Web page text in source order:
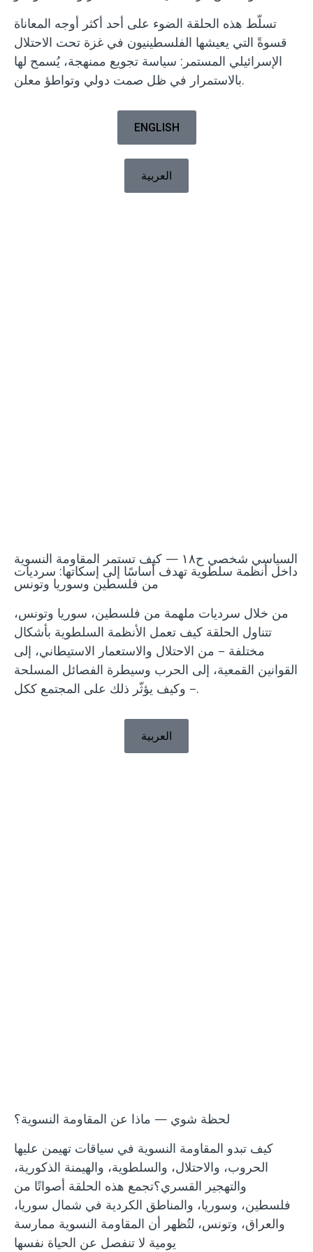
تسلّط هذه الحلقة الضوء على أحد أكثر أوجه المعاناة
قسوةً التي يعيشها الفلسطينيون في غزة تحت الاحتلال
الإسرائيلي المستمر: سياسة تجويع ممنهجة، يُسمح لها
بالاستمرار في ظل صمت دولي وتواطؤ معلن.
ENGLISH
العربية
السياسي شخصي ح١٨ — كيف تستمر المقاومة النسوية
داخل أنظمة سلطوية تهدف أساسًا إلى إسكاتها: سرديات
من فلسطين وسوريا وتونس
من خلال سرديات ملهمة من فلسطين، سوريا وتونس،
تتناول الحلقة كيف تعمل الأنظمة السلطوية بأشكال
مختلفة – من الاحتلال والاستعمار الاستيطاني، إلى
القوانين القمعية، إلى الحرب وسيطرة الفصائل المسلحة
– وكيف يؤثّر ذلك على المجتمع ككل.
العربية
لحظة شوي — ماذا عن المقاومة النسوية؟
كيف تبدو المقاومة النسوية في سياقات تهيمن عليها
الحروب، والاحتلال، والسلطوية، والهيمنة الذكورية،
والتهجير القسري؟تجمع هذه الحلقة أصواتًا من
فلسطين، وسوريا، والمناطق الكردية في شمال سوريا،
والعراق، وتونس، لتُظهر أن المقاومة النسوية ممارسة
يومية لا تنفصل عن الحياة نفسها